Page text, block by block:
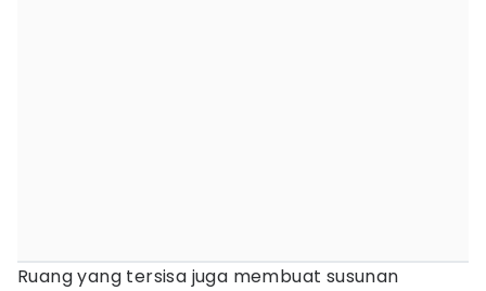
Ruang yang tersisa juga membuat susunan